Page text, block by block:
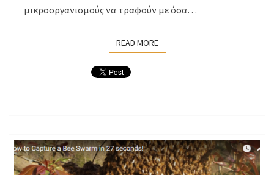
μικροοργανισμούς να τραφούν με όσα…
READ MOREREAD MORE